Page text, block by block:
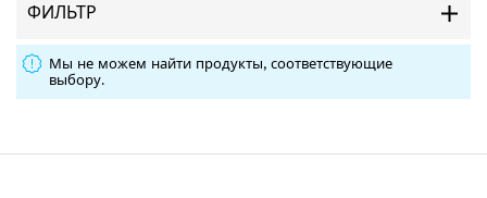
ФИЛЬТР
Мы не можем найти продукты, соответствующие
выбору.